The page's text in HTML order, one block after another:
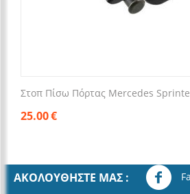
Στοπ Πίσω Πόρτας Mercedes
25.00€
ΑΚΟΛΟΥΘΉΣΤΕ ΜΑΣ :